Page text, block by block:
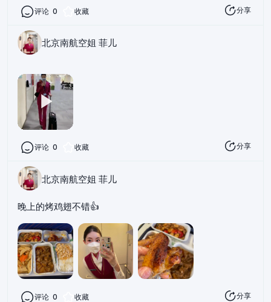
评论 0 收藏 分享
北京南航空姐 菲儿
评论 0 收藏 分享
北京南航空姐 菲儿
晚上的烤鸡翅不错👍
评论 0 收藏 分享